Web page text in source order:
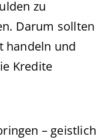
zu
Darum sollten
handeln und
Kredite
– geistlich